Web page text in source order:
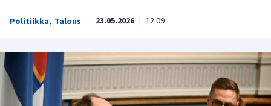
Politiikka, Talous 23.05.2026 | 12:09